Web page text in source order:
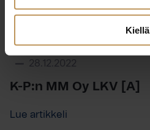
Kiellä
28.12.2022
K-P:n MM Oy LKV [A]
Lue artikkeli